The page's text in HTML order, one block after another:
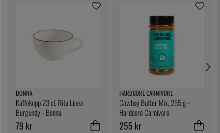
BONNA
Kaffekopp 23 cl, Rita Linea
Burgundy - Bonna
79 kr
HARDCORE CARNIVORE
Cowboy Butter Mix, 255 g -
Hardcore Carnivore
255 kr